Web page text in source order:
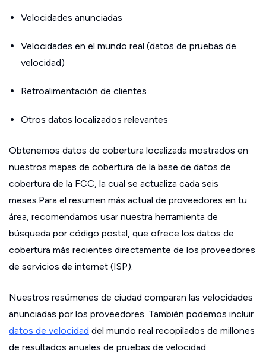
Velocidades anunciadas
Velocidades en el mundo real (datos de pruebas de
velocidad)
Retroalimentación de clientes
Otros datos localizados relevantes
Obtenemos datos de cobertura localizada mostrados en
nuestros mapas de cobertura de la base de datos de
cobertura de la FCC, la cual se actualiza cada seis
meses.Para el resumen más actual de proveedores en tu
área, recomendamos usar nuestra herramienta de
búsqueda por código postal, que ofrece los datos de
cobertura más recientes directamente de los proveedores
de servicios de internet (ISP).
Nuestros resúmenes de ciudad comparan las velocidades
anunciadas por los proveedores. También podemos incluir
datos de velocidad del mundo real recopilados de millones
de resultados anuales de pruebas de velocidad.